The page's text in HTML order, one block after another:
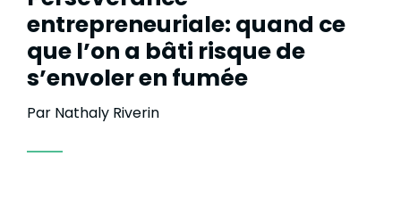
entrepreneuriale: quand ce
que l’on a bâti risque de
s’envoler en fumée
Par Nathaly Riverin